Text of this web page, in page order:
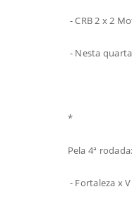
- CRB 2 x 2
- Nesta
*
Pela 4ª rodada:
- Fortaleza x